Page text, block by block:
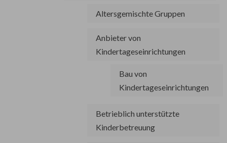
Altersgemischte Gruppen
Anbieter von
Kindertageseinrichtungen
Bau von
Kindertageseinrichtungen
Betrieblich unterstützte
Kinderbetreuung